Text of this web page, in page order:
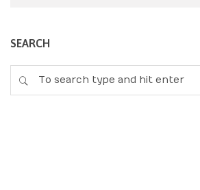
SEARCH